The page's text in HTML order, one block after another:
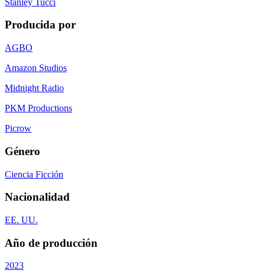
Producida por
AGBO
Amazon Studios
Midnight Radio
PKM Productions
Picrow
Género
Ciencia Ficción
Nacionalidad
EE. UU.
Año de producción
2023